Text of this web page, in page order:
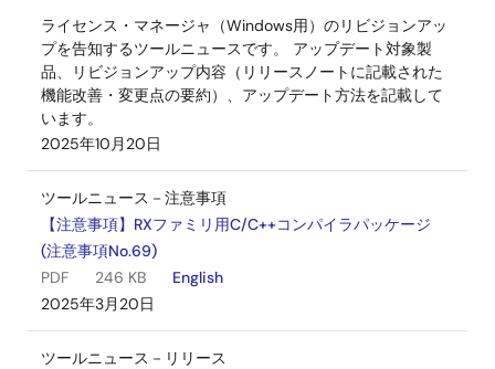
ライセンス・マネージャ（Windows用）のリビジョンアッ
プを告知するツールニュースです。 アップデート対象製
品、リビジョンアップ内容（リリースノートに記載された
機能改善・変更点の要約）、アップデート方法を記載して
います。
2025年10月20日
ツールニュース－注意事項
【注意事項】RXファミリ用C/C++コンパイラパッケージ
(注意事項No.69)
PDF
246 KB
English
2025年3月20日
ツールニュース－リリース